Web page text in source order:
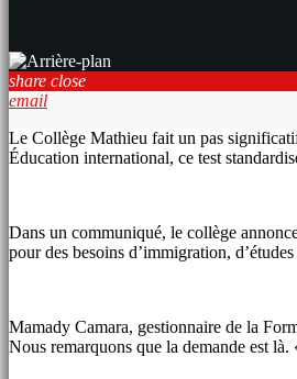
share close
email
Le Collège Mathieu fait un pas
Éducation international, ce test
Dans un communiqué, le collège
pour des besoins d’immigration,
Mamady Camara, gestionnaire de la
Nous remarquons que la demande est